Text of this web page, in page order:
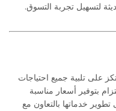
لتسهيل تجربة التسوق.
على تلبية جميع احتياجات
بتوفير أسعار مناسبة
خدماتها بالتعاون مع